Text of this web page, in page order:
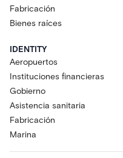
Fabricación
Bienes raíces
IDENTITY
Aeropuertos
Instituciones financieras
Gobierno
Asistencia sanitaria
Fabricación
Marina